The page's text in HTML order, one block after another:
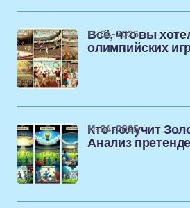
Всё, что вы
олимпийских
11-04-2025
Кто получит
Анализ
11-04-2025